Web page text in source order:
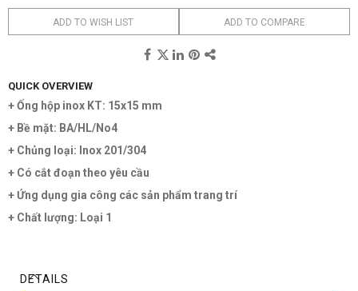
ADD TO WISH LIST ADD TO COMPARE
QUICK OVERVIEW
+ Ống hộp inox KT: 15x15 mm
+ Bề mặt: BA/HL/No4
+ Chủng loại: Inox 201/304
+ Có cắt đoạn theo yêu cầu
+ Ứng dụng gia công các sản phẩm trang trí
+ Chất lượng: Loại 1
DETAILS